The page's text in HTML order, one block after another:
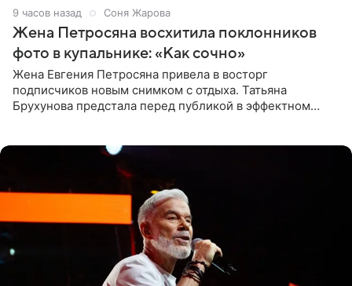
9 часов назад Соня Жарова
Жена Петросяна восхитила поклонников
фото в купальнике: «Как сочно»
Жена Евгения Петросяна привела в восторг
подписчиков новым снимком с отдыха. Татьяна
Брухунова предстала перед публикой в эффектном